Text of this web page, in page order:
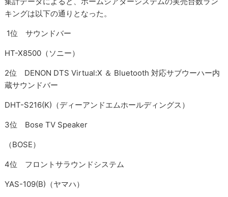
キングは以下の通りとなった。
1位 サウンドバー
HT-X8500（ソニー）
2位 DENON DTS Virtual:X ＆ Bluetooth 対応サブウーハー内
蔵サウンドバー
DHT-S216(K)（ディーアンドエムホールディングス）
3位 Bose TV Speaker
（BOSE）
4位 フロントサラウンドシステム
YAS-109(B)（ヤマハ）